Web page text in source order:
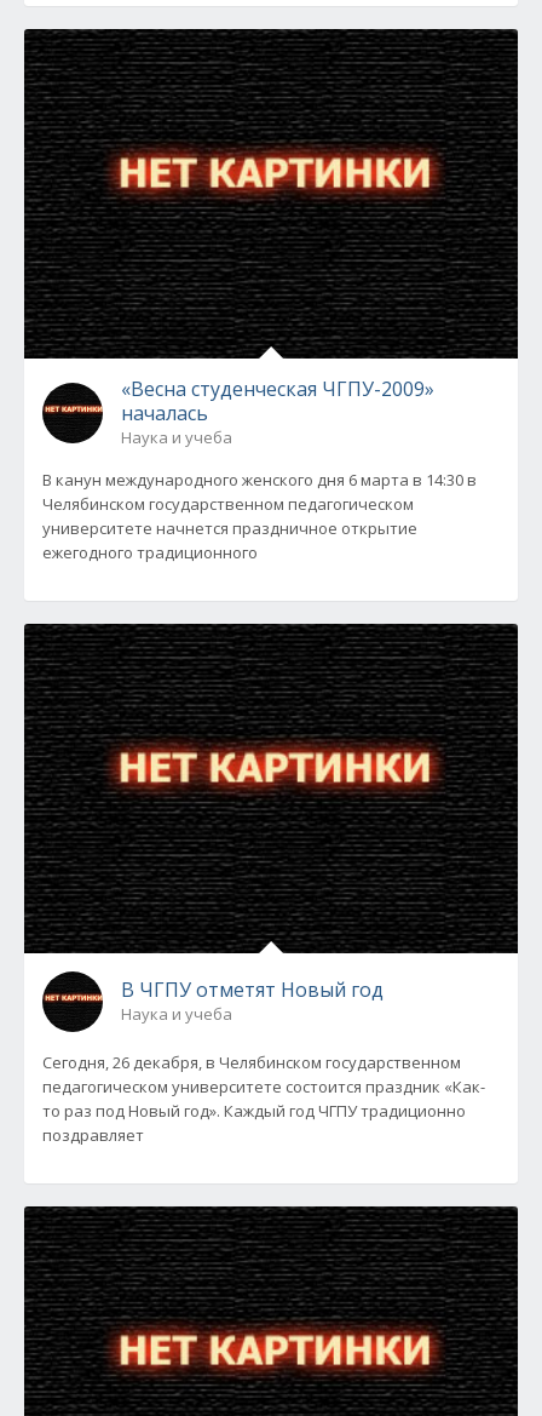
«Весна студенческая ЧГПУ-2009»
началась
Наука и учеба
В канун международного женского дня 6 марта в 14:30 в
Челябинском государственном педагогическом
университете начнется праздничное открытие
ежегодного традиционного
В ЧГПУ отметят Новый год
Наука и учеба
Сегодня, 26 декабря, в Челябинском государственном
педагогическом университете состоится праздник «Как-
то раз под Новый год». Каждый год ЧГПУ традиционно
поздравляет